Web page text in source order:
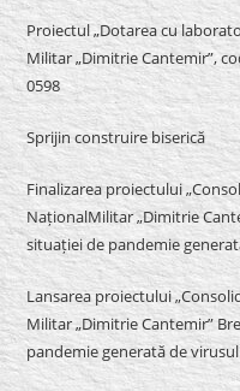
Proiectul „Dotarea cu
Militar „Dimitrie Cantemir”,
0598
Sprijin construire biserică
Finalizarea proiectului
NaționalMilitar „Dimitrie
situației de pandemie
Lansarea proiectului
Militar „Dimitrie Cantemir”
pandemie generată de virusul